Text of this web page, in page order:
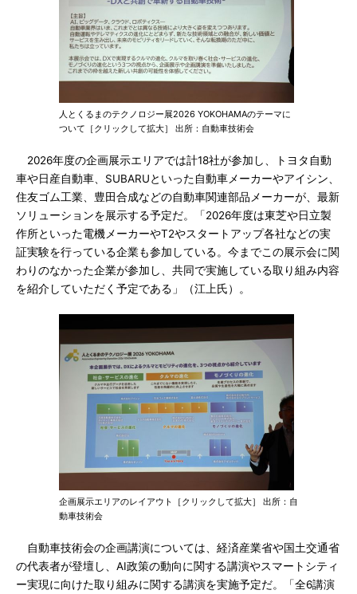
人とくるまのテクノロジー展2026 YOKOHAMAのテーマに
ついて［クリックして拡大］ 出所：自動車技術会
2026年度の企画展示エリアでは計18社が参加し、トヨタ自動
車や日産自動車、SUBARUといった自動車メーカーやアイシン、
住友ゴム工業、豊田合成などの自動車関連部品メーカーが、最新
ソリューションを展示する予定だ。「2026年度は東芝や日立製
作所といった電機メーカーやT2やスタートアップ各社などの実
証実験を行っている企業も参加している。今までこの展示会に関
わりのなかった企業が参加し、共同で実施している取り組み内容
を紹介していただく予定である」（江上氏）。
企画展示エリアのレイアウト［クリックして拡大］ 出所：自
動車技術会
自動車技術会の企画講演については、経済産業省や国土交通省
の代表者が登壇し、AI政策の動向に関する講演やスマートシティ
ー実現に向けた取り組みに関する講演を実施予定だ。「全6講演